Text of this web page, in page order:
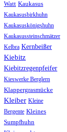
Watt Kaukasus
Kaukasusbirkhuhn
Kaukasuskönigshuhn
Kaukasussteinschmätzer
Kelbra Kernbeißer
Kiebitz
Kiebitzregenpfeifer
Kieswerke Berglern
Klappergrasmücke
Kleiber Kleine
Bergente Kleines
Sumpfhuhn